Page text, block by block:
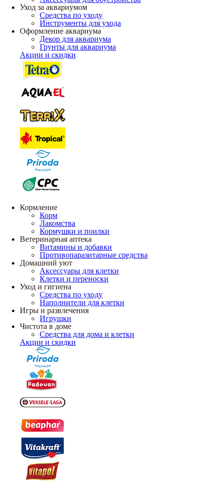
Уход за аквариумом
Средства по уходу
Инструменты для ухода
Оформление аквариума
Декор для аквариума
Грунты для аквариума
Акции и скидки
Кормление
Корм
Лакомства
Кормушки и поилки
Ветеринарная аптека
Витамины и добавки
Противопаразитарные средства
Домашний уют
Аксессуары для клетки
Клетки и переноски
Уход и гигиена
Средства по уходу
Наполнители для клетки
Игры и развлечения
Игрушки
Чистота в доме
Средства для дома и клетки
Акции и скидки